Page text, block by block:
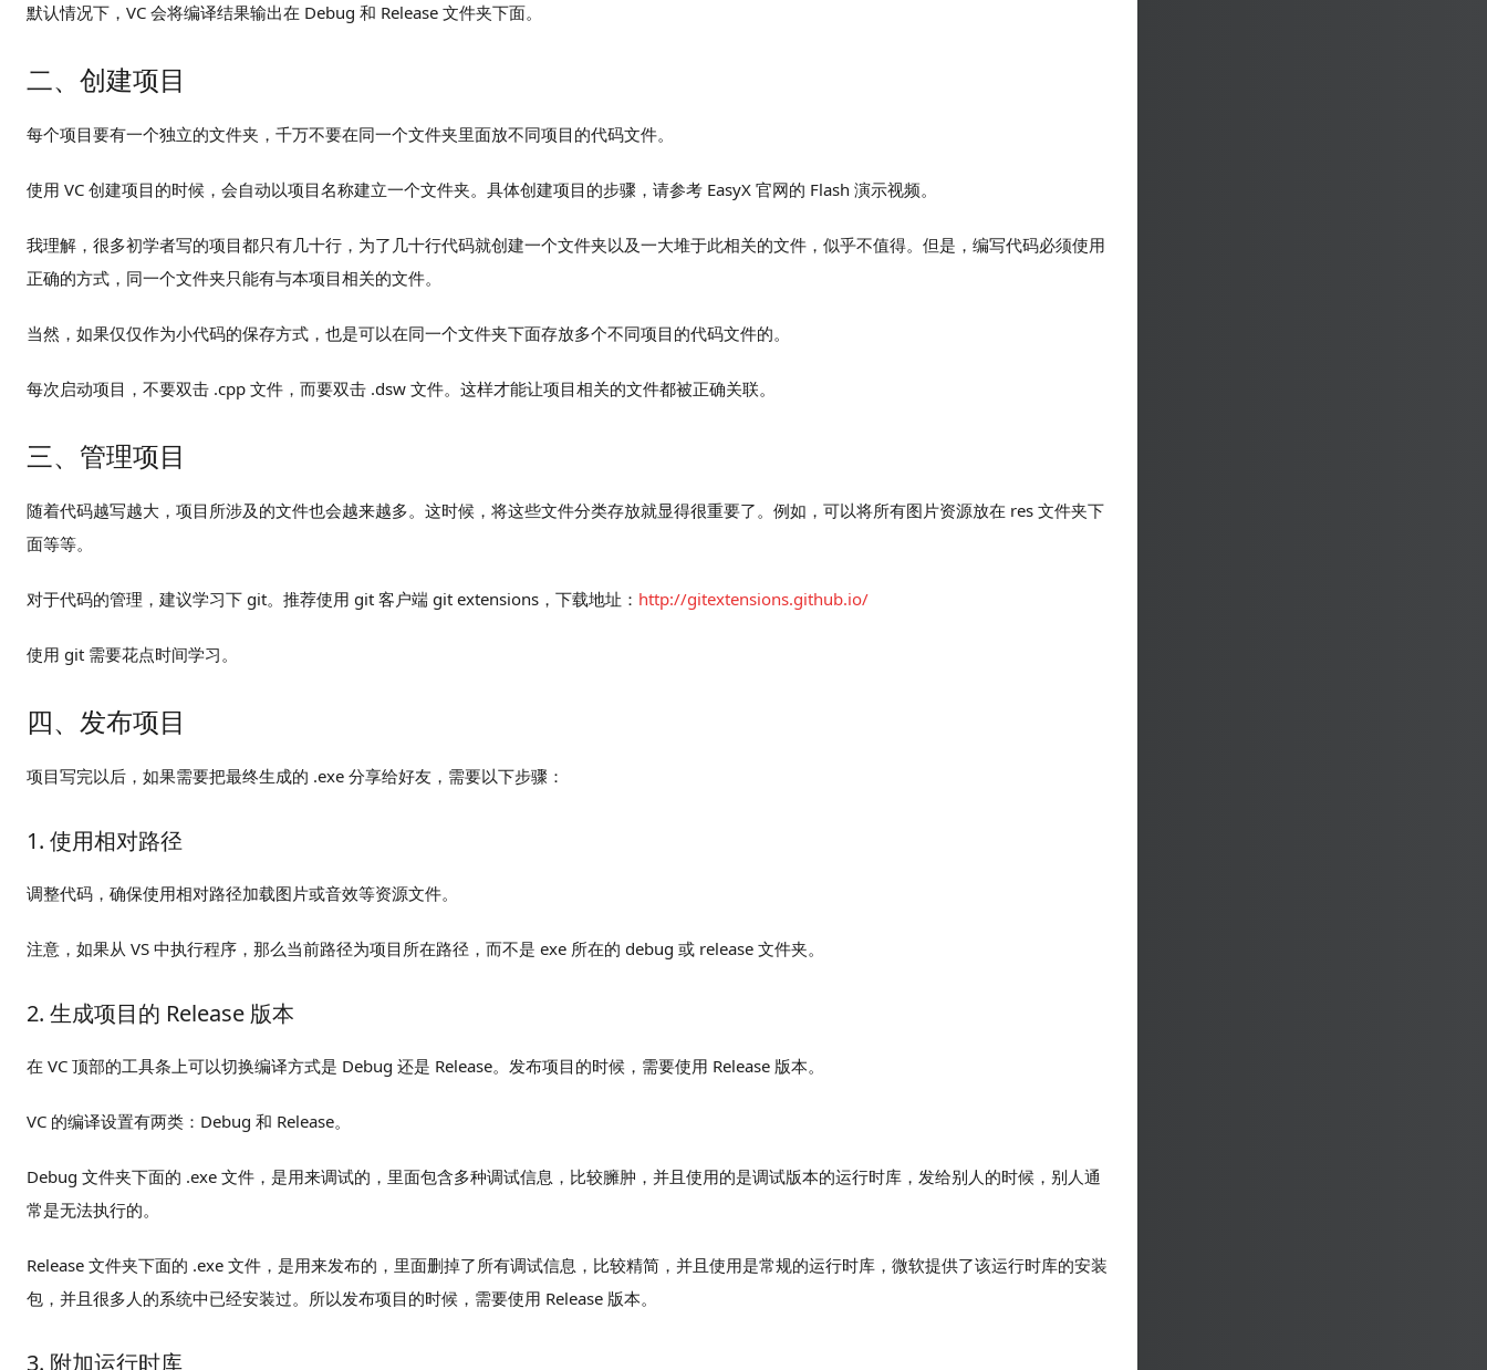
默认情况下，VC 会将编译结果输出在 Debug 和 Release 文件夹下面。
二、创建项目
每个项目要有一个独立的文件夹，千万不要在同一个文件夹里面放不同项目的代码文件。
使用 VC 创建项目的时候，会自动以项目名称建立一个文件夹。具体创建项目的步骤，请参考 EasyX 官网的 Flash 演示视频。
我理解，很多初学者写的项目都只有几十行，为了几十行代码就创建一个文件夹以及一大堆于此相关的文件，似乎不值得。但是，编写代码必须使用
正确的方式，同一个文件夹只能有与本项目相关的文件。
当然，如果仅仅作为小代码的保存方式，也是可以在同一个文件夹下面存放多个不同项目的代码文件的。
每次启动项目，不要双击 .cpp 文件，而要双击 .dsw 文件。这样才能让项目相关的文件都被正确关联。
三、管理项目
随着代码越写越大，项目所涉及的文件也会越来越多。这时候，将这些文件分类存放就显得很重要了。例如，可以将所有图片资源放在 res 文件夹下
面等等。
对于代码的管理，建议学习下 git。推荐使用 git 客户端 git extensions，下载地址： http://gitextensions.github.io/
使用 git 需要花点时间学习。
四、发布项目
项目写完以后，如果需要把最终生成的 .exe 分享给好友，需要以下步骤：
1. 使用相对路径
调整代码，确保使用相对路径加载图片或音效等资源文件。
注意，如果从 VS 中执行程序，那么当前路径为项目所在路径，而不是 exe 所在的 debug 或 release 文件夹。
2. 生成项目的 Release 版本
在 VC 顶部的工具条上可以切换编译方式是 Debug 还是 Release。发布项目的时候，需要使用 Release 版本。
VC 的编译设置有两类：Debug 和 Release。
Debug 文件夹下面的 .exe 文件，是用来调试的，里面包含多种调试信息，比较臃肿，并且使用的是调试版本的运行时库，发给别人的时候，别人通
常是无法执行的。
Release 文件夹下面的 .exe 文件，是用来发布的，里面删掉了所有调试信息，比较精简，并且使用是常规的运行时库，微软提供了该运行时库的安装
包，并且很多人的系统中已经安装过。所以发布项目的时候，需要使用 Release 版本。
3. 附加运行时库